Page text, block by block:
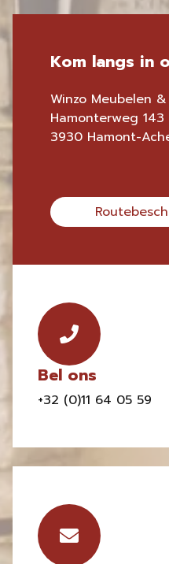
Kom langs in
Winzo Meubelen
Hamonterweg 143
3930 Hamont-
Bel ons
+32 (0)11 64 05 59